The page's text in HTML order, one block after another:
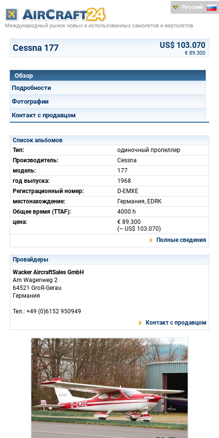
Международный рынок новых и использованных самолетов и вертолетов
Русский
Cessna 177 US$ 103.070
€ 89.300
Обзор
Подробности
Фотографии
Контакт с продавцом
Список альбомов
Тип:
одиночный пропеллер
Производитель:
Cessna
модель:
177
год выпуска:
1968
Регистрационный номер:
D-EMXE
местонахождение:
Германия, EDRK
Общее время (TTAF):
4000 h
цена:
€ 89.300
(~ US$ 103.070)
Полные сведения
Провайдеры
Wacker AircraftSales GmbH
Am Wagenweg 2
64521 GroЯ-Gerau
Германия
Тел.: +49 (0)6152 950949
Контакт с продавцом